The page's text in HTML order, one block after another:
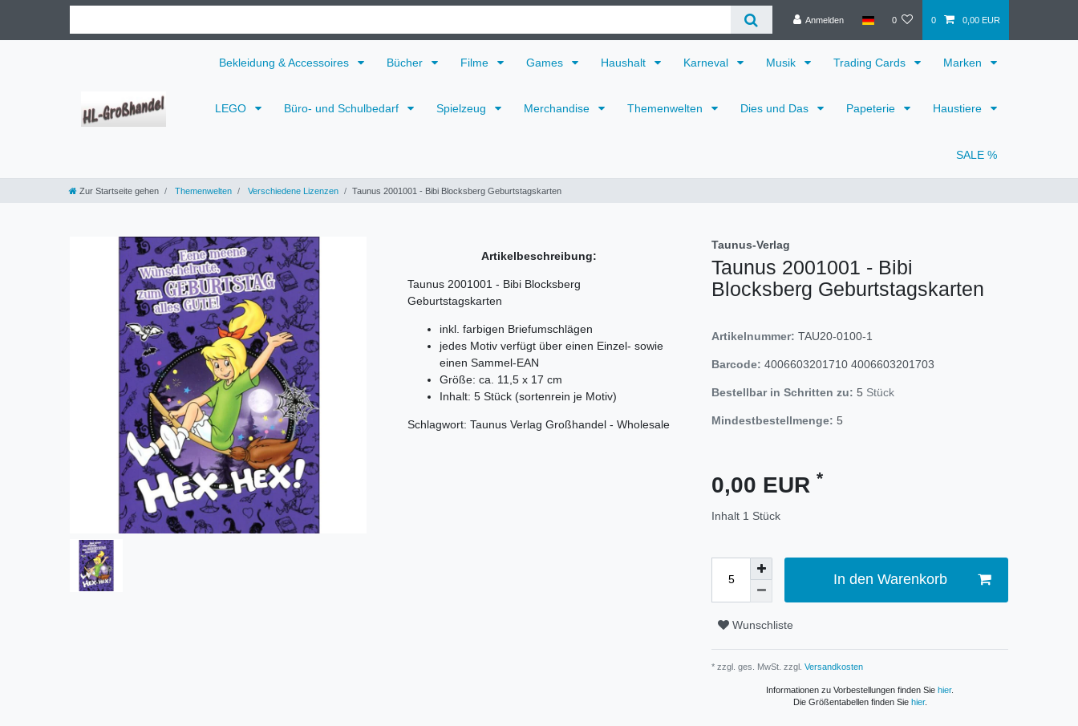
Anmelden 0 0 0,00 EUR
Bekleidung & Accessoires Bücher Filme Games Haushalt Karneval Musik Trading Cards Marken
LEGO Büro- und Schulbedarf Spielzeug Merchandise Themenwelten Dies und Das Papeterie Haustiere
SALE %
Zur Startseite gehen Themenwelten Verschiedene Lizenzen Taunus 2001001 - Bibi Blocksberg Geburtstagskarten
Artikelbeschreibung:
Taunus 2001001 - Bibi Blocksberg
Geburtstagskarten
inkl. farbigen Briefumschlägen
jedes Motiv verfügt über einen Einzel- sowie
einen Sammel-EAN
Größe: ca. 11,5 x 17 cm
Inhalt: 5 Stück (sortenrein je Motiv)
Schlagwort: Taunus Verlag Großhandel - Wholesale
Taunus-Verlag
Taunus 2001001 - Bibi
Blocksberg Geburtstagskarten
Artikelnummer: TAU20-0100-1
Barcode: 4006603201710 4006603201703
Bestellbar in Schritten zu: 5 Stück
Mindestbestellmenge: 5
0,00 EUR *
Inhalt 1 Stück
In den Warenkorb
Wunschliste
* zzgl. ges. MwSt. zzgl. Versandkosten
Informationen zu Vorbestellungen finden Sie hier.
Die Größentabellen finden Sie hier.